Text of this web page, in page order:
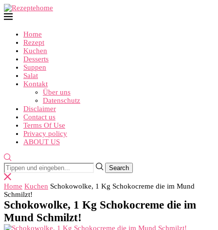
Home
Rezept
Kuchen
Desserts
Suppen
Salat
Kontakt
Über uns
Datenschutz
Disclaimer
Contact us
Terms Of Use
Privacy policy
ABOUT US
Home Kuchen Schokowolke, 1 Kg Schokocreme die im Mund
Schmilzt!
Schokowolke, 1 Kg Schokocreme die im
Mund Schmilzt!